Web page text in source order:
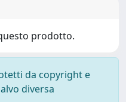
prodotto.
da copyright e
diversa